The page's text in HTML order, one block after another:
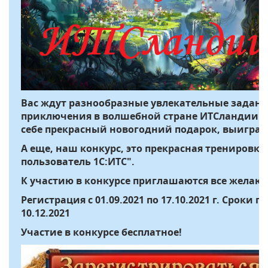
Вас ждут разнообразные увлекательные
приключения в волшебной стране ИТСландии.
себе прекрасный новогодний подарок,
А еще, наш конкурс, это прекрасная
пользователь 1С:ИТС".
К участию в конкурсе приглашаются все
Регистрация с 01.09.2021 по 17.10.2021 г. Сроки
10.12.2021
Участие в конкурсе бесплатное!